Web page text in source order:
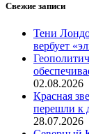
Свежие записи
Тени
вербует
02.08.2026
Красная
перешли к
28.07.2026